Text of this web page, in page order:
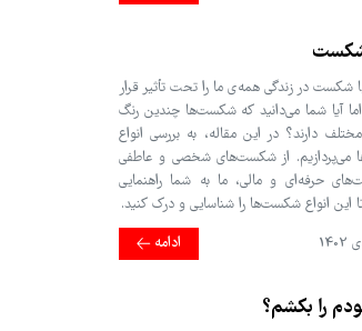
شکست
شکست در زندگی همه‌ی ما را تحت تأثیر قرار
آیا شما می‌دانید که شکست‌ها چندین رنگ
دارند؟ در این مقاله، به بررسی انواع
می‌پردازیم. از شکست‌های شخصی و عاطفی
حرفه‌ای و مالی، ما به شما راهنمایی
این انواع شکست‌ها را شناسایی و درک کنید.
ادامه
را بکشم؟